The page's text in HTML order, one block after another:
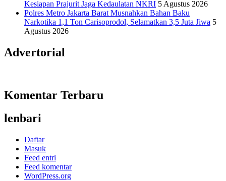
Kesiapan Prajurit Jaga Kedaulatan NKRI 5 Agustus 2026
Polres Metro Jakarta Barat Musnahkan Bahan Baku
Narkotika 1,1 Ton Carisoprodol, Selamatkan 3,5 Juta Jiwa 5
Agustus 2026
Advertorial
Komentar Terbaru
lenbari
Daftar
Masuk
Feed entri
Feed komentar
WordPress.org